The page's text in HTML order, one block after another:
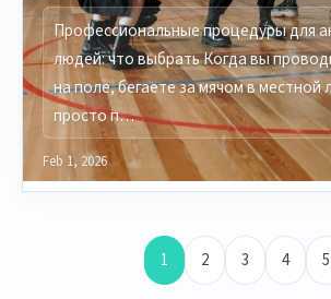
Профессиональные процедуры для
людей: что выбрать Когда вы
на поле, бегаете за мячом в местной
просто п…
Feb 1, 2026
1 2 3 4 5